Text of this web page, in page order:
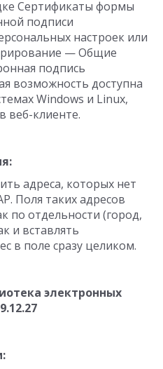
Сертификаты формы
подписи
настроек или
— Общие
подпись
возможность доступна
Windows и Linux,
веб-клиенте.
адреса, которых нет
Поля таких адресов
по отдельности (город,
и вставлять
в поле сразу целиком.
электронных